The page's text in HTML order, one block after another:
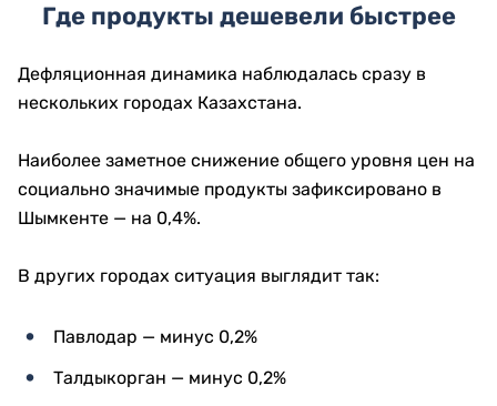
Где продукты дешевели быстрее
Дефляционная динамика наблюдалась сразу в
нескольких городах Казахстана.
Наиболее заметное снижение общего уровня цен на
социально значимые продукты зафиксировано в
Шымкенте — на 0,4%.
В других городах ситуация выглядит так:
Павлодар — минус 0,2%
Талдыкорган — минус 0,2%